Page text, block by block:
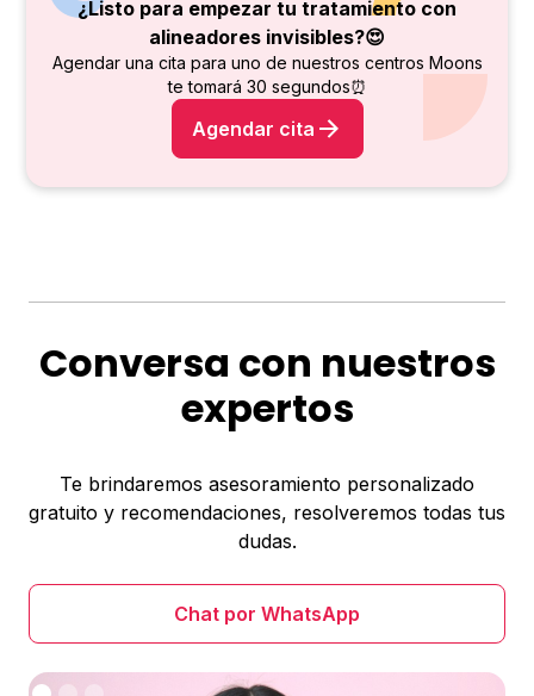
¿Listo para empezar tu tratamiento con
alineadores invisibles?😍
Agendar una cita para uno de nuestros centros Moons
te tomará 30 segundos⏰
Agendar cita
Conversa con nuestros
expertos
Te brindaremos asesoramiento personalizado
gratuito y recomendaciones, resolveremos todas tus
dudas.
Chat por WhatsApp